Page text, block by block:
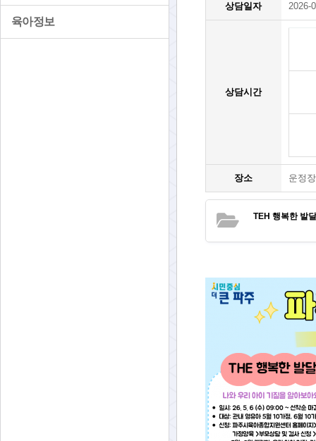
육아정보
상담일자 2026-
상담시간
장소 운정
TEH 행복한 발